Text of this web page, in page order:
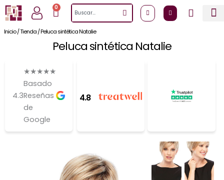
al
contenido
0
CartSearch
Inicio/Tienda/Peluca sintética Natalie
Peluca sintética Natalie
4.3
★★★★★
Basado
Reseñas
de
Google
4.8